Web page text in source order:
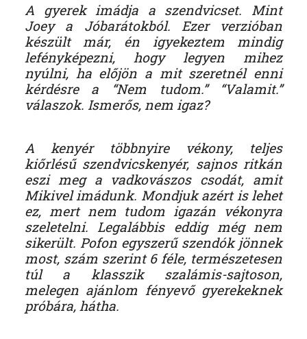
A gyerek imádja a szendvicset. Mint
Joey a Jóbarátokból. Ezer verzióban
készült már, én igyekeztem mindig
lefényképezni, hogy legyen mihez
nyúlni, ha előjön a mit szeretnél enni
kérdésre a “Nem tudom.” “Valamit.”
válaszok. Ismerős, nem igaz?
A kenyér többnyire vékony, teljes
kiőrlésű szendvicskenyér, sajnos ritkán
eszi meg a vadkovászos csodát, amit
Mikivel imádunk. Mondjuk azért is lehet
ez, mert nem tudom igazán vékonyra
szeletelni. Legalábbis eddig még nem
sikerült. Pofon egyszerű szendók jönnek
most, szám szerint 6 féle, természetesen
túl a klasszik szalámis-sajtoson,
melegen ajánlom fényevő gyerekeknek
próbára, hátha.